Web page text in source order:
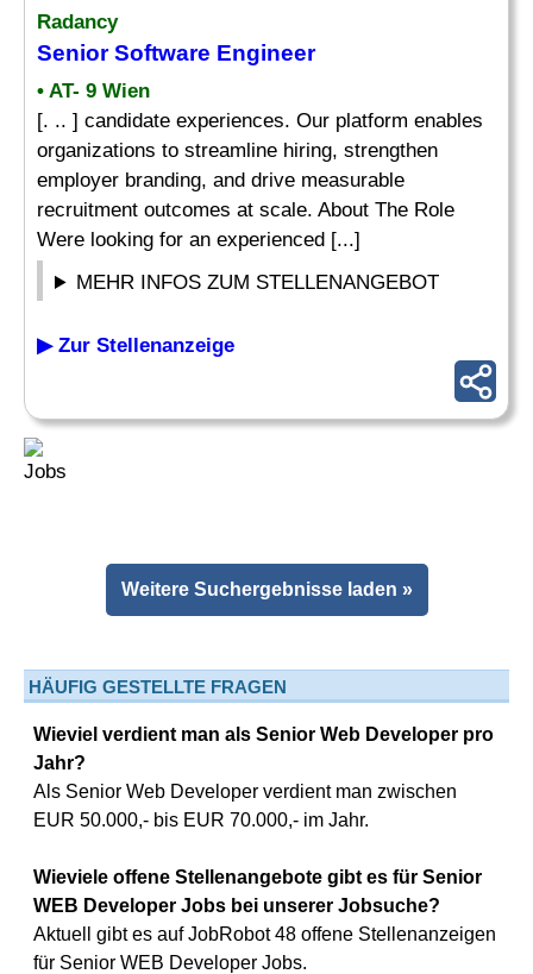
Radancy
SeniorSoftware Engineer
• AT- 9 Wien
[. .. ] candidate experiences. Our platform enables
organizations to streamline hiring, strengthen
employer branding, and drive measurable
recruitment outcomes at scale. About The Role
Were looking for an experienced [...]
MEHR INFOS ZUM STELLENANGEBOT
▶ Zur Stellenanzeige
Weitere Suchergebnisse laden »
HÄUFIG GESTELLTE FRAGEN
Wieviel verdient man als Senior Web Developer pro
Jahr?
Als Senior Web Developer verdient man zwischen
EUR 50.000,- bis EUR 70.000,- im Jahr.
Wieviele offene Stellenangebote gibt es für Senior
WEB Developer Jobs bei unserer Jobsuche?
Aktuell gibt es auf JobRobot 48 offene Stellenanzeigen
für Senior WEB Developer Jobs.